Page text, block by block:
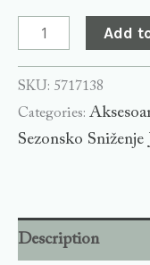
Add
SKU: 5717138
Categories:
Sezonsko
Description